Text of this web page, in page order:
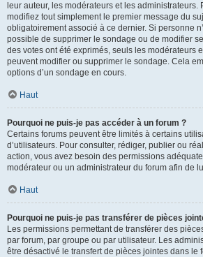
leur auteur, les modérateurs et les
modifiez tout simplement le premier message du
obligatoirement associé à ce dernier. Si personne
possible de supprimer le sondage ou de modifier
des votes ont été exprimés, seuls les modérateurs
peuvent modifier ou supprimer le sondage. Cela
options d’un sondage en cours.
Haut
Pourquoi ne puis-je pas accéder à un forum ?
Certains forums peuvent être limités à certains
d’utilisateurs. Pour consulter, rédiger, publier ou
action, vous avez besoin des permissions
modérateur ou un administrateur du forum afin de
Haut
Pourquoi ne puis-je pas transférer de pièces
Les permissions permettant de transférer des
par forum, par groupe ou par utilisateur. Les
être désactivé le transfert de pièces jointes dans le